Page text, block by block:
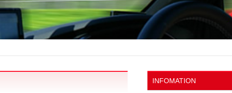
INFOMATION